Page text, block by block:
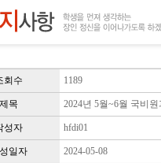
회수 1189
제목 2024년 5월~6월 국비
성자 hfdi01
일자 2024-05-08